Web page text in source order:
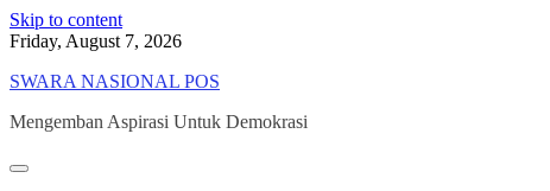
Skip to content
Friday, August 7, 2026
SWARA NASIONAL POS
Mengemban Aspirasi Untuk Demokrasi